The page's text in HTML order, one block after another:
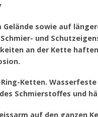
sowie auf
und
an der Kette
Ketten.
Schmierstoffes und
auf den ganzen